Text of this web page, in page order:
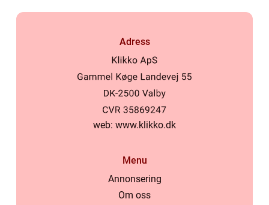
Adress
web: www.klikko.dk
Menu
Annonsering
Om oss